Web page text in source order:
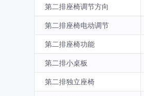
第二排座椅调节方向
第二排座椅电动调节
第二排座椅功能
第二排小桌板
第二排独立座椅